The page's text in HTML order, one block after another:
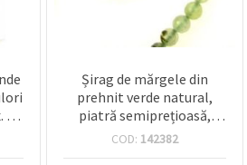
68
Șirag de mărgele din
prehnit verde natural,
piatră semiprețioasă,
Clasa A – rotund 6 mm
COD: 142382